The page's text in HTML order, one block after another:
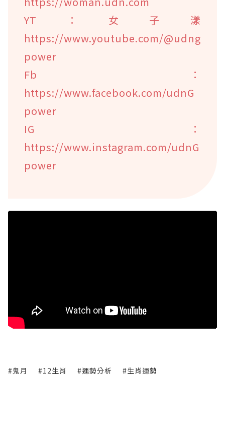
YT：女子漾
https://www.youtube.com/@udng
power
Fb：
https://www.facebook.com/udnG
power
IG：
https://www.instagram.com/udnG
power
#鬼月 #12生肖 #運勢分析 #生肖運勢